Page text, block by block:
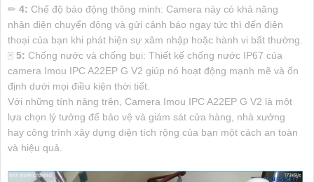
✏ 4: Chế độ báo động thông minh: Camera này có khả năng
nhận diện chuyển động và gửi cảnh báo ngay tức thì đến điện
thoại của bạn khi phát hiện sự xâm nhập hoặc hành vi bất thường.
🀄 5: Chống nước và chống bụi: Thiết kế chống nước IP67 của
camera Imou IPC A22EP G V2 giúp nó hoạt động mạnh mẽ và ổn
định dưới mọi điều kiện thời tiết.
Với những tính năng trên, Camera Imou IPC A22EP G V2 là một
lựa chọn lý tưởng để bảo vệ và giám sát cửa hàng, nhà xưởng
hay công trình xây dựng diện tích rộng của bạn một cách an toàn
và hiệu quả.